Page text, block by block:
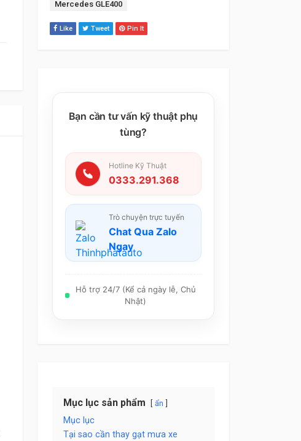
Tag:
Mercedes GLE400
Like Tweet Pin It
Bạn cần tư vấn kỹ thuật phụ
tùng?
Hotline Kỹ Thuật
0333.291.368
Trò chuyện trực tuyến
Chat Qua Zalo
Ngay
Hỗ trợ 24/7 (Kể cả ngày lễ, Chủ
Nhật)
Mục lục sản phẩm ẩn
Mục lục
Tại sao cần thay gạt mưa xe